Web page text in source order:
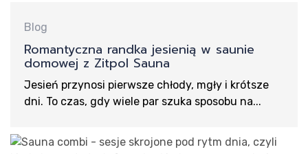
Blog
Romantyczna randka jesienią w saunie
domowej z Zitpol Sauna
Jesień przynosi pierwsze chłody, mgły i krótsze
dni. To czas, gdy wiele par szuka sposobu na...